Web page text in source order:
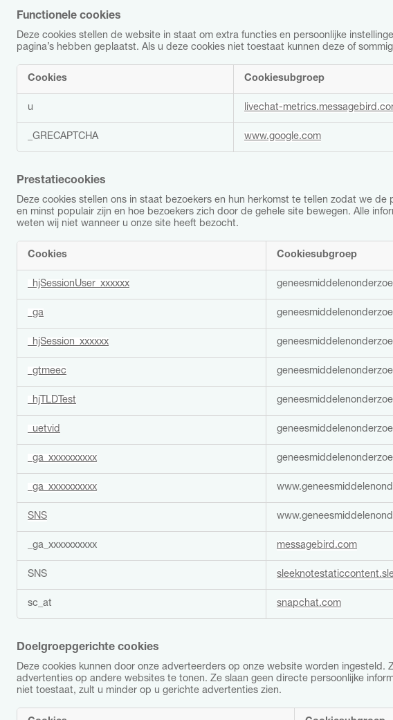
Functionele cookies
Deze cookies stellen de website in staat om extra functies en persoonlijke
pagina’s hebben geplaatst. Als u deze cookies niet toestaat kunnen deze of
n
t
o
e
l
c
o
i
Cookies Cookiesubgroep
u livechat-
_GRECAPTCHA www.google.com
Prestatiecookies
Deze cookies stellen ons in staat bezoekers en hun herkomst te tellen zodat we
en minst populair zijn en hoe bezoekers zich door de gehele site bewegen. Alle
weten wij niet wanneer u onze site heeft bezocht.
e
t
t
i
s
Cookies Cookiesubgroep
_hjSessionUser_xxxxxx
_ga
_hjSession_xxxxxx
_gtmeec
_hjTLDTest
_uetvid
_ga_xxxxxxxxxx
_ga_xxxxxxxxxx
SNS
_ga_xxxxxxxxxx messagebird.com
SNS
sc_at snapchat.com
Doelgroepgerichte cookies
Deze cookies kunnen door onze adverteerders op onze website worden
advertenties op andere websites te tonen. Ze slaan geen directe persoonlijke
niet toestaat, zult u minder op u gerichte advertenties zien.